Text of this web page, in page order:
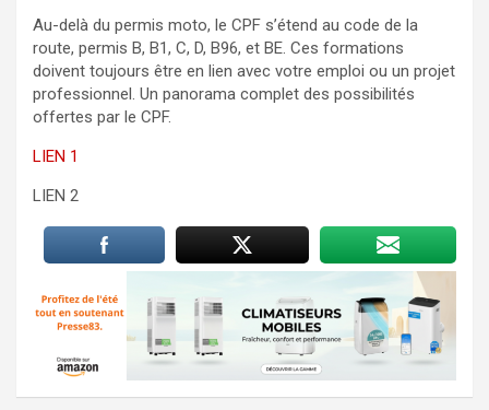
Au-delà du permis moto, le CPF s’étend au code de la
route, permis B, B1, C, D, B96, et BE. Ces formations
doivent toujours être en lien avec votre emploi ou un projet
professionnel. Un panorama complet des possibilités
offertes par le CPF.
LIEN 1
LIEN 2